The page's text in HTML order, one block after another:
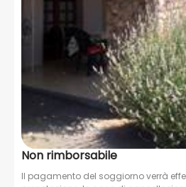
Non rimborsabile
Il pagamento del soggiorno verrà